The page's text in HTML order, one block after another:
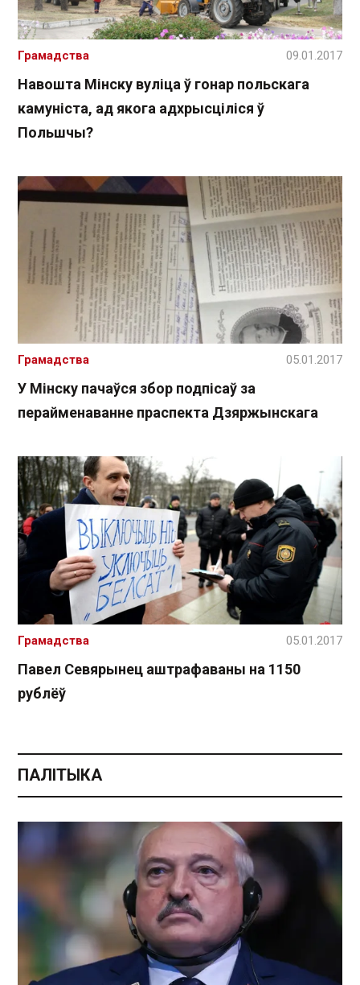
Навошта Мінску вуліца ў гонар польскага
камуніста, ад якога адхрысціліся ў
Польшчы?
Грамадства 09.01.2017
У Мінску пачаўся збор подпісаў за
перайменаванне праспекта Дзяржынскага
Грамадства 05.01.2017
Павел Севярынец аштрафаваны на 1150
рублёў
Грамадства 05.01.2017
ПАЛІТЫКА